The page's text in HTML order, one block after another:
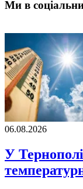
Ми в
06.08.2026
У